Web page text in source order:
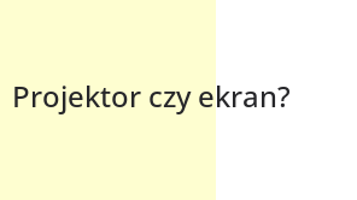
Projektor czy ekran?